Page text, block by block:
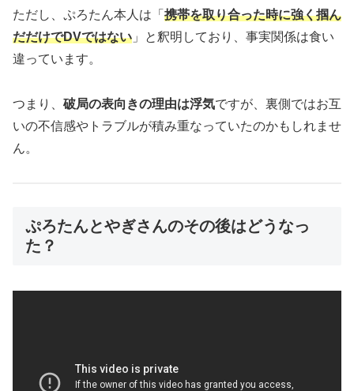
ただし、ぷろたん本人は「 携帯を取り合った時に強く掴ん
だだけでDVではない 」と釈明しており、事実関係は食い
違っています。
つまり、 破局の表向きの理由は浮気ですが、裏側ではお互
いの不信感やトラブルが積み重なっていたのかもしれませ
ん。
ぷろたんとやぎさんのその後はどうなっ
た？